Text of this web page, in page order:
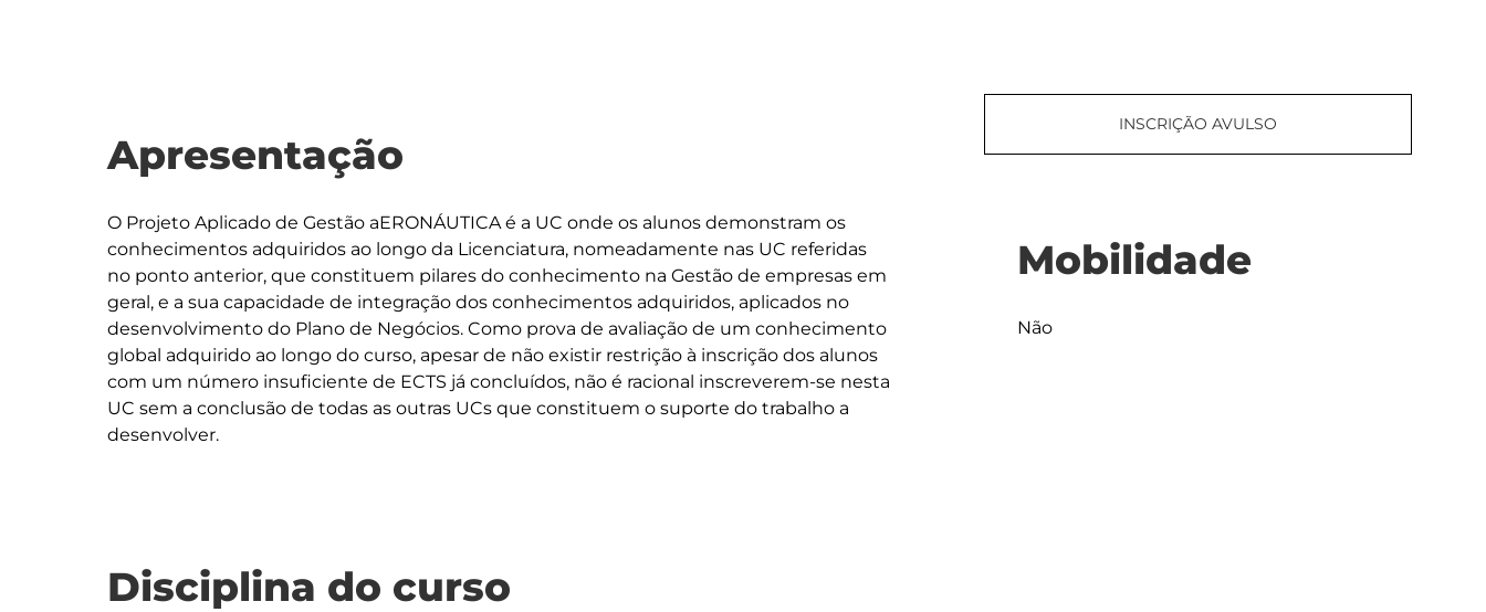
Apresentação
O Projeto Aplicado de Gestão aERONÁUTICA é a UC onde os alunos demonstram os
conhecimentos adquiridos ao longo da Licenciatura, nomeadamente nas UC referidas
no ponto anterior, que constituem pilares do conhecimento na Gestão de empresas em
geral, e a sua capacidade de integração dos conhecimentos adquiridos, aplicados no
desenvolvimento do Plano de Negócios. Como prova de avaliação de um conhecimento
global adquirido ao longo do curso, apesar de não existir restrição à inscrição dos alunos
com um número insuficiente de ECTS já concluídos, não é racional inscreverem-se nesta
UC sem a conclusão de todas as outras UCs que constituem o suporte do trabalho a
Disciplina do curso
INSCRIÇÃO AVULSO
Mobilidade
Não